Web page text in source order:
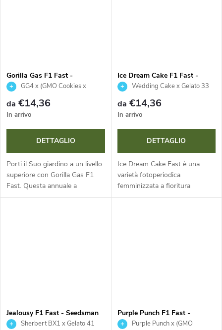
Gorilla Gas F1 Fast -
Seedsman
GG4 x (GMO Cookies x
Legend OG)
da €14,36
In arrivo
DETTAGLIO
Porti il Suo giardino a un livello
superiore con Gorilla Gas F1
Fast. Questa annuale a
dominanza sativa offre una
Ice Dream Cake F1 Fast -
Seedsman
Wedding Cake x Gelato 33
da €14,36
In arrivo
DETTAGLIO
Ice Dream Cake Fast è una
varietà fotoperiodica
femminizzata a fioritura
accelerata, con un
Jealousy F1 Fast - Seedsman
Sherbert BX1 x Gelato 41
Purple Punch F1 Fast -
Seedsman
Purple Punch x (GMO